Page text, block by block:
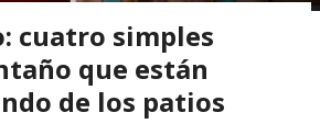
cuatro simples
que están
de los patios